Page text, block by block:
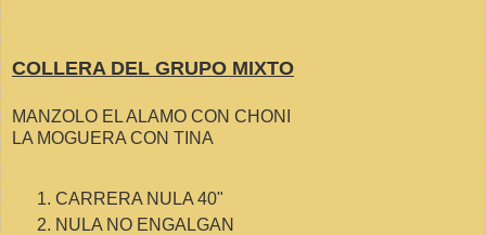
COLLERA DEL GRUPO MIXTO
MANZOLO EL ALAMO CON CHONI
LA MOGUERA CON TINA
CARRERA NULA 40"
NULA NO ENGALGAN